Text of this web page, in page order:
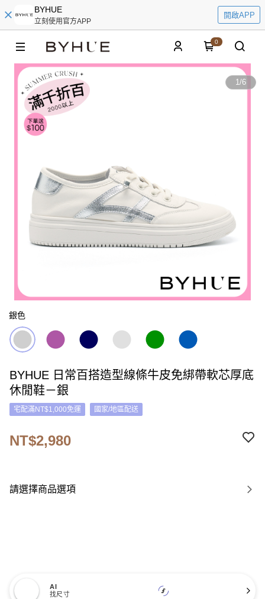
BYHUE
立刻使用官方APP
開啟APP
0
1/6
銀色
BYHUE 日常百搭造型線條牛皮免綁帶軟芯厚底
休閒鞋－銀
宅配滿NT$1,000免運 國家/地區配送
NT$2,980
請選擇商品選項
AI
找尺寸